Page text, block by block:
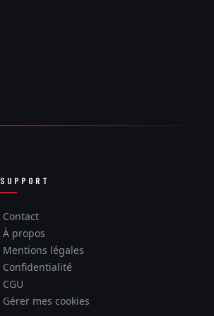
SUPPORT
Contact
À propos
Mentions légales
Confidentialité
CGU
Gérer mes cookies